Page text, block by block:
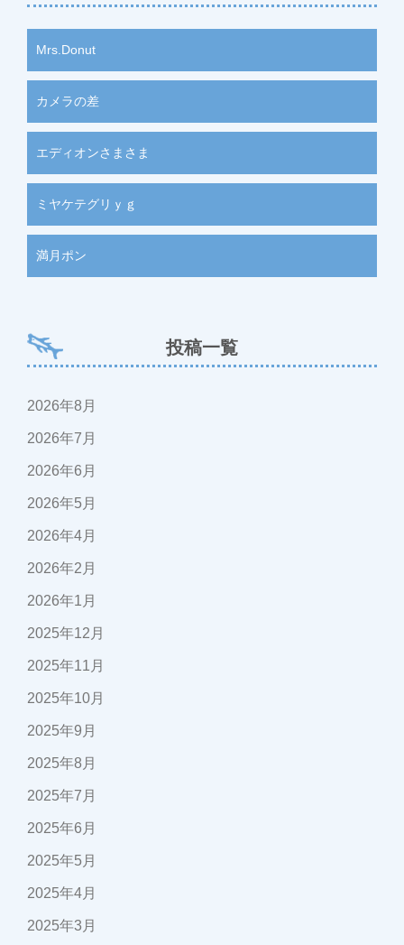
Mrs.Donut
カメラの差
エディオンさまさま
ミヤケテグリｙｇ
満月ポン
投稿一覧
2026年8月
2026年7月
2026年6月
2026年5月
2026年4月
2026年2月
2026年1月
2025年12月
2025年11月
2025年10月
2025年9月
2025年8月
2025年7月
2025年6月
2025年5月
2025年4月
2025年3月